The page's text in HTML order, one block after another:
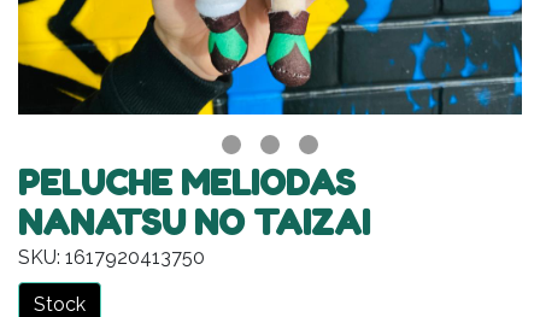
PELUCHE MELIODAS
NANATSU NO TAIZAI
SKU: 1617920413750
Stock